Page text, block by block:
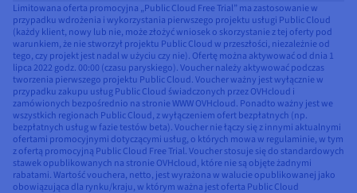
Limitowana oferta promocyjna „Public Cloud Free Trial” ma zastosowanie w
przypadku wdrożenia i wykorzystania pierwszego projektu usługi Public Cloud
(każdy klient, nowy lub nie, może złożyć wniosek o skorzystanie z tej oferty pod
warunkiem, że nie stworzył projektu Public Cloud w przeszłości, niezależnie od
tego, czy projekt jest nadal w użyciu czy nie). Ofertę można aktywować od dnia 1
lipca 2022 godz. 00:00 (czasu paryskiego). Voucher należy aktywować podczas
tworzenia pierwszego projektu Public Cloud. Voucher ważny jest wyłącznie w
przypadku zakupu usług Public Cloud świadczonych przez OVHcloud i
zamówionych bezpośrednio na stronie WWW OVHcloud. Ponadto ważny jest we
wszystkich regionach Public Cloud, z wyłączeniem ofert bezpłatnych (np.
bezpłatnych usług w fazie testów beta). Voucher nie łączy się z innymi aktualnymi
ofertami promocyjnymi dotyczącymi usług, o których mowa w regulaminie, w tym
z ofertą promocyjną Public Cloud Free Trial. Voucher stosuje się do standardowych
stawek opublikowanych na stronie OVHcloud, które nie są objęte żadnymi
rabatami. Wartość vouchera, netto, jest wyrażona w walucie opublikowanej jako
obowiązująca dla rynku/kraju, w którym ważna jest oferta Public Cloud